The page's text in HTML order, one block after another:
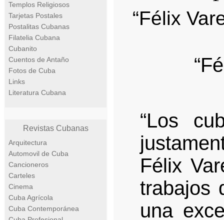
Templos Religiosos
Tarjetas Postales
Postalitas Cubanas
Filatelia Cubana
Cubanito
Cuentos de Antaño
Fotos de Cuba
Links
Literatura Cubana
Revistas Cubanas
Arquitectura
Automovil de Cuba
Cancioneros
Carteles
Cinema
Cuba Agrícola
Cuba Contemporánea
“Félix
“Los
Félix
trabajos
una